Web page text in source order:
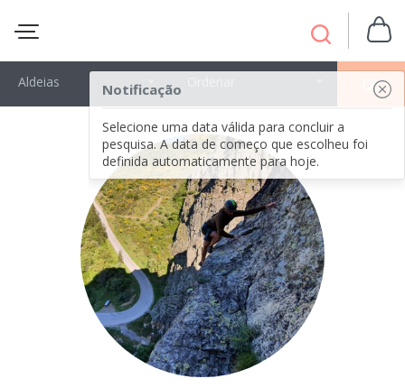
Notificação
Selecione uma data válida para concluir a
pesquisa. A data de começo que escolheu foi
definida automaticamente para hoje.
OK
Aldeias